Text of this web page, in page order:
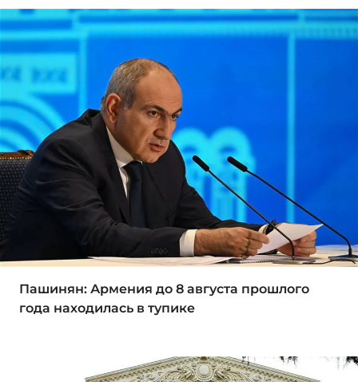
Пашинян: Армения до 8 августа прошлого
года находилась в тупике